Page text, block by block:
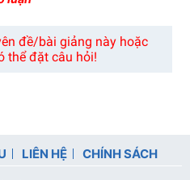
đề/bài giảng này hoặc
thể đặt câu hỏi!
LIÊN HỆ CHÍNH SÁCH